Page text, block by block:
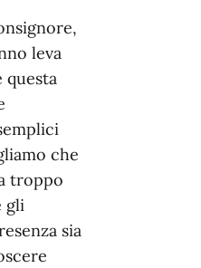
leva
questa
che
troppo
gli
sia